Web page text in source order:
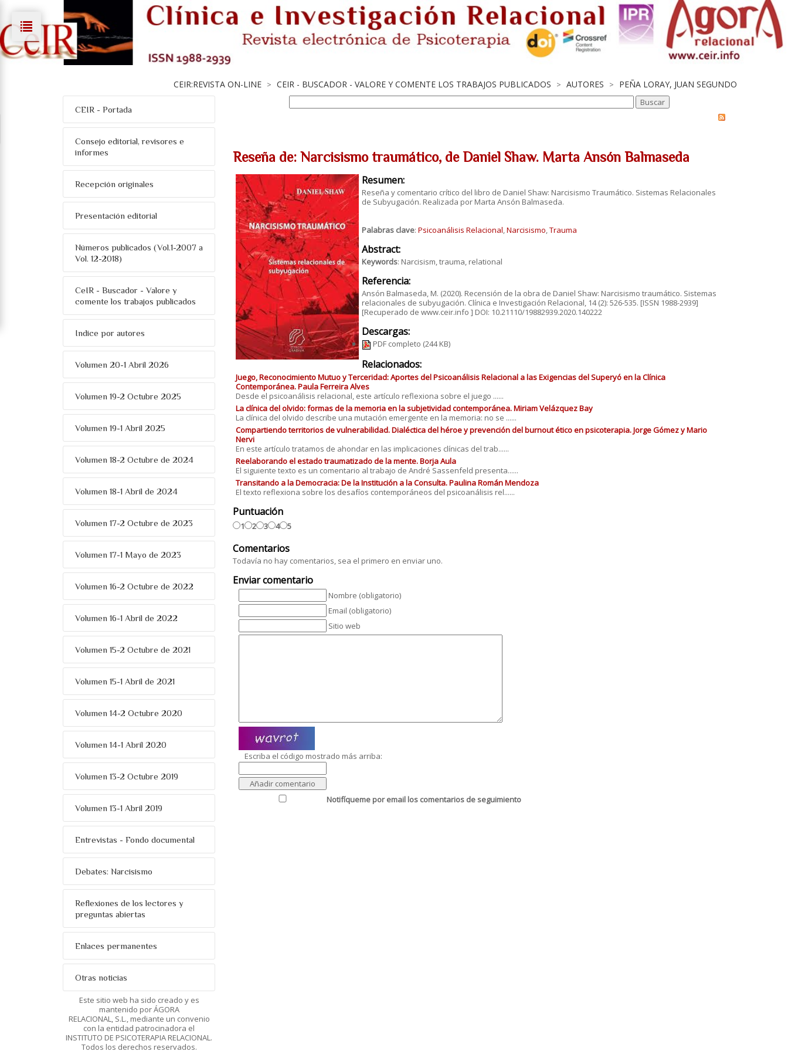
CEIR:REVISTA ON-LINE > CEIR - BUSCADOR - VALORE Y COMENTE LOS TRABAJOS PUBLICADOS > AUTORES > PEÑA LORAY, JUAN SEGUNDO
CEIR - Portada
Consejo editorial, revisores e
informes
Recepción originales
Presentación editorial
Números publicados (Vol.1-2007 a
Vol. 12-2018)
CeIR - Buscador - Valore y
comente los trabajos publicados
Indice por autores
Volumen 20-1 Abril 2026
Volumen 19-2 Octubre 2025
Volumen 19-1 Abril 2025
Volumen 18-2 Octubre de 2024
Volumen 18-1 Abril de 2024
Volumen 17-2 Octubre de 2023
Volumen 17-1 Mayo de 2023
Volumen 16-2 Octubre de 2022
Volumen 16-1 Abril de 2022
Volumen 15-2 Octubre de 2021
Volumen 15-1 Abril de 2021
Volumen 14-2 Octubre 2020
Volumen 14-1 Abril 2020
Volumen 13-2 Octubre 2019
Volumen 13-1 Abril 2019
Entrevistas - Fondo documental
Debates: Narcisismo
Reflexiones de los lectores y
preguntas abiertas
Enlaces permanentes
Otras noticias
Este sitio web ha sido creado y es
mantenido por ÁGORA
RELACIONAL, S.L., mediante un convenio
con la entidad patrocinadora el
INSTITUTO DE PSICOTERAPIA RELACIONAL.
Todos los derechos reservados.
Reseña de: Narcisismo traumático, de Daniel Shaw. Marta Ansón Balmaseda
Resumen:
Reseña y comentario crítico del libro de Daniel Shaw: Narcisismo Traumático. Sistemas Relacionales
de Subyugación. Realizada por Marta Ansón Balmaseda.
Palabras clave: Psicoanálisis Relacional,Narcisismo,Trauma
Abstract:
Keywords: Narcisism, trauma, relational
Referencia:
Ansón Balmaseda, M. (2020). Recensión de la obra de Daniel Shaw: Narcisismo traumático. Sistemas
relacionales de subyugación. Clínica e Investigación Relacional, 14 (2): 526-535. [ISSN 1988-2939]
[Recuperado de www.ceir.info ] DOI: 10.21110/19882939.2020.140222
Descargas:
PDF completo (244 KB)
Relacionados:
Juego, Reconocimiento Mutuo y Terceridad: Aportes del Psicoanálisis Relacional a las Exigencias del Superyó en la Clínica
Contemporánea. Paula Ferreira Alves
Desde el psicoanálisis relacional, este artículo reflexiona sobre el juego ......
La clínica del olvido: formas de la memoria en la subjetividad contemporánea. Miriam Velázquez Bay
La clínica del olvido describe una mutación emergente en la memoria: no se ......
Compartiendo territorios de vulnerabilidad. Dialéctica del héroe y prevención del burnout ético en psicoterapia. Jorge Gómez y Mario
Nervi
En este artículo tratamos de ahondar en las implicaciones clínicas del trab......
Reelaborando el estado traumatizado de la mente. Borja Aula
El siguiente texto es un comentario al trabajo de André Sassenfeld presenta......
Transitando a la Democracia: De la Institución a la Consulta. Paulina Román Mendoza
El texto reflexiona sobre los desafíos contemporáneos del psicoanálisis rel......
Puntuación
1 2 3 4 5
Comentarios
Todavía no hay comentarios, sea el primero en enviar uno.
Enviar comentario
Nombre (obligatorio)
Email (obligatorio)
Sitio web
Escriba el código mostrado más arriba:
Notifíqueme por email los comentarios de seguimiento